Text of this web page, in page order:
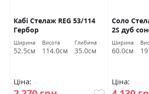
Кабі Стелаж REG 53/114
Гербор
Ширина
52.5см
Висота
114.0см
Глибина
35.0см
Ціна:
Соло
2S дуб
венге ВМВ
Ширина
60.0см
Ціна: